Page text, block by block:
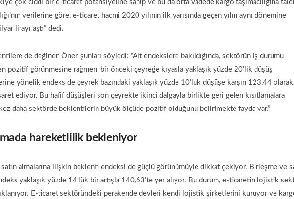
çok ciddi bir e-ticaret potansiyeline sahip ve bu da orta vadede kargo taşımacılığına
verilerine göre, e-ticaret hacmi 2020 yılının ilk yarısında geçen yılın aynı dönemine
lirayı aştı” dedi.
de değinen Öner, şunları söyledi: “Alt endekslere bakıldığında, sektörün iş durumu
pozitif görünmesine rağmen, bir önceki çeyreğe kıyasla yaklaşık yüzde 20’lik düşüş
yönelik endeks de çeyrek bazındaki yaklaşık yüzde 10’luk düşüşe karşın 123,44 olarak
ediyor. Bu hafif düşüşleri son çeyrekte ikinci dalgayla birlikte geri gelen kısıtlamalara
daha sektörde beklentilerin büyük ölçüde pozitif olduğunu belirtmekte fayda var.”
hareketlilik bekleniyor
almalarına ilişkin beklenti endeksi de güçlü görünümüyle dikkat çekiyor. Birleşme ve
yaklaşık yüzde 14’lük bir artışla 140,63’te yer alıyor. Bu durum, e-ticaretin lojistik
E-ticaret sektöründeki perakende devleri kendi lojistik şirketlerini kuruyor ve